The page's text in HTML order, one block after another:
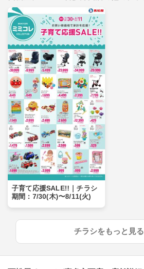
子育て応援SALE!!｜チラシ
期間：7/30(木)〜8/11(火)
チラシをもっと見る